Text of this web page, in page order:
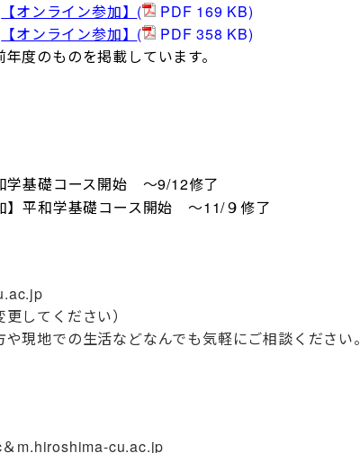
【オンライン参加】 (
PDF 169 KB)
【オンライン参加】 (
PDF 358 KB)
度のものを掲載しています。
学基礎コース開始 ～9/12修了
】平和学基礎コース開始 ～11/９修了
してください）
地での生活などなんでも気軽にご相談ください。
cu.ac.jp